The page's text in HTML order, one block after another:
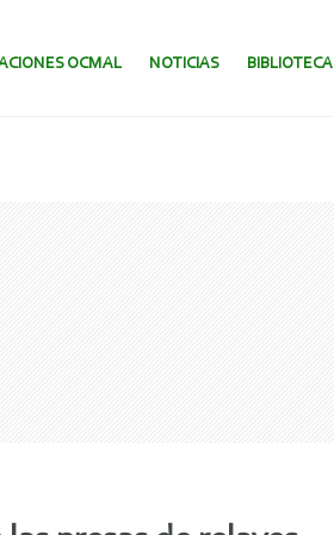
OCMAL NOTICIAS BIBLIOTECA